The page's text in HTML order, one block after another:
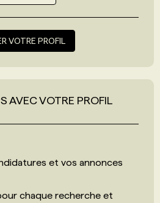
VOTRE PROFIL
AVEC VOTRE PROFIL
et vos annonces
chaque recherche et